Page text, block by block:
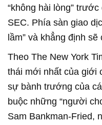
“không hài lòng”
SEC. Phía sàn giao
lầm” và khẳng định sẽ
Theo The New York
thái mới nhất của giới
sự bành trướng của
buộc những “người
Sam Bankman-Fried,